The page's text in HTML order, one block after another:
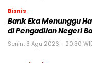
Bisnis
Bank Eka Menunggu
di Pengadilan Negeri
Senin, 3 Agu 2026 - 20:30